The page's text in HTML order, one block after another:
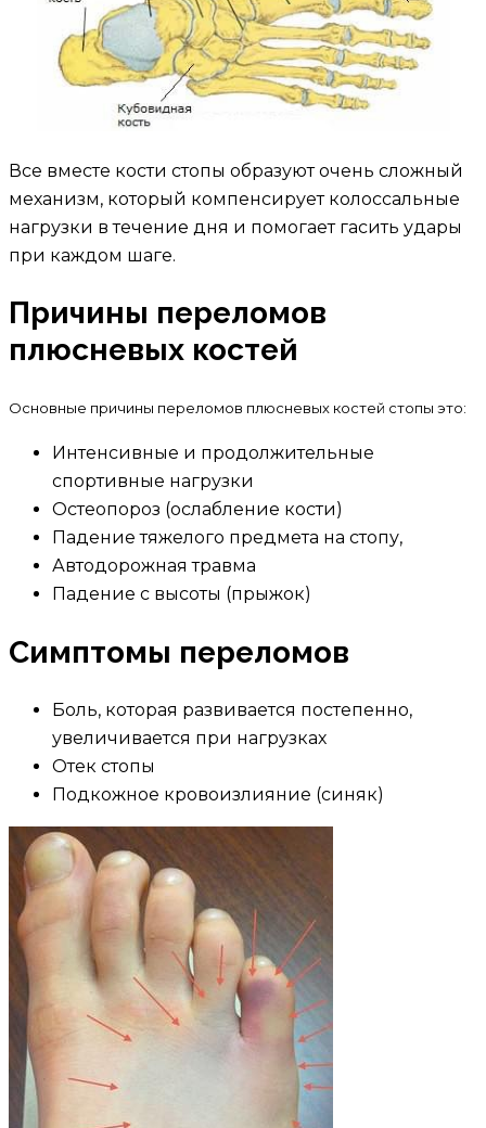
Все вместе кости стопы образуют очень сложный
механизм, который компенсирует колоссальные
нагрузки в течение дня и помогает гасить удары
при каждом шаге.
Причины переломов
плюсневых костей
Основные причины переломов плюсневых костей стопы это:
Интенсивные и продолжительные
спортивные нагрузки
Остеопороз (ослабление кости)
Падение тяжелого предмета на стопу,
Автодорожная травма
Падение с высоты (прыжок)
Симптомы переломов
Боль, которая развивается постепенно,
увеличивается при нагрузках
Отек стопы
Подкожное кровоизлияние (синяк)